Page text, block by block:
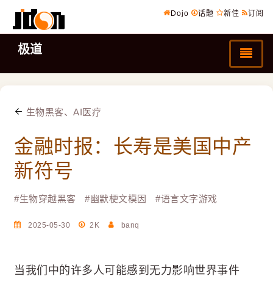
Dojo 话题 新佳 订阅
极道
生物黑客、AI医疗
金融时报：长寿是美国中产
新符号
#生物穿越黑客 #幽默梗文模因 #语言文字游戏
2025-05-30 2K banq
当我们中的许多人可能感到无力影响世界事件